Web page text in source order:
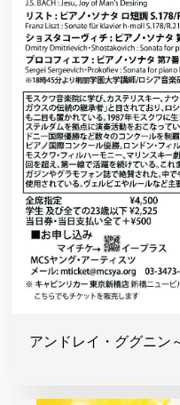
アンドレイ・ググニン